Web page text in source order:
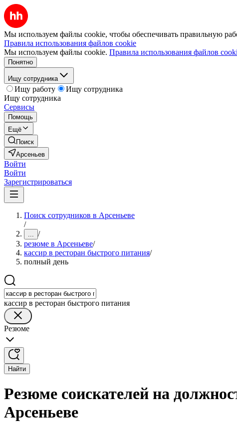
Мы используем файлы cookie, чтобы обеспечивать правильную
Правила использования файлов cookie
Мы используем файлы cookie. Правила использования файлов
Понятно
Ищу сотрудника
Ищу работу
Ищу сотрудника
Ищу сотрудника
Сервисы
Помощь
Ещё
Поиск
Арсеньев
Войти
Войти
Зарегистрироваться
Поиск сотрудников в Арсеньеве
/
... /
резюме в Арсеньеве/
кассир в ресторан быстрого питания/
полный день
кассир в ресторан быстрого питания
Резюме
Найти
Резюме соискателей на
Арсеньеве